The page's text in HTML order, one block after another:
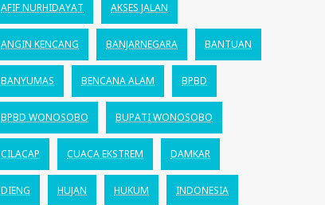
AFIF NURHIDAYAT AKSES JALAN
ANGIN KENCANG BANJARNEGARA BANTUAN
BANYUMAS BENCANA ALAM BPBD
BPBD WONOSOBO BUPATI WONOSOBO
CILACAP CUACA EKSTREM DAMKAR
DIENG HUJAN HUKUM INDONESIA